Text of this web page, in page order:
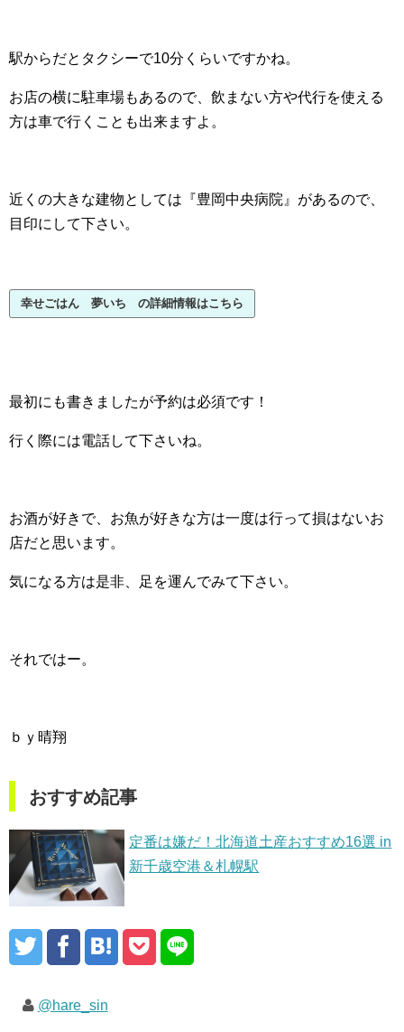
駅からだとタクシーで10分くらいですかね。
お店の横に駐車場もあるので、飲まない方や代行を使える
方は車で行くことも出来ますよ。
近くの大きな建物としては『豊岡中央病院』があるので、
目印にして下さい。
幸せごはん 夢いち の詳細情報はこちら
最初にも書きましたが予約は必須です！
行く際には電話して下さいね。
お酒が好きで、お魚が好きな方は一度は行って損はないお
店だと思います。
気になる方は是非、足を運んでみて下さい。
それではー。
ｂｙ晴翔
おすすめ記事
定番は嫌だ！北海道土産おすすめ16選 in
新千歳空港＆札幌駅
@hare_sin